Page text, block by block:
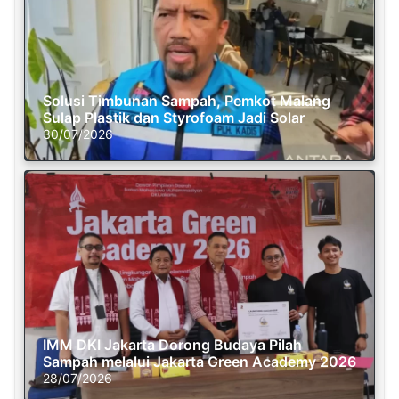
Solusi Timbunan Sampah, Pemkot Malang
Sulap Plastik dan Styrofoam Jadi Solar
30/07/2026
IMM DKI Jakarta Dorong Budaya Pilah
Sampah melalui Jakarta Green Academy 2026
28/07/2026